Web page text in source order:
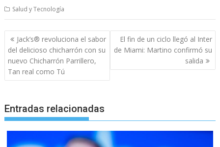
Salud y Tecnología
Navegación
de
entradas
Jack’s® revoluciona el sabor
del delicioso chicharrón con su
nuevo Chicharrón Parrillero,
Tan real como Tú
El fin de un ciclo llegó al Inter
de Miami: Martino confirmó su
salida
Entradas relacionadas